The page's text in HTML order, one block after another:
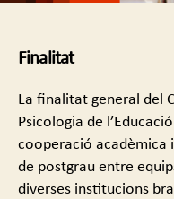
Finalitat
La finalitat general del
Psicologia de
cooperació acadèmica
de postgrau entre
diverses institucions